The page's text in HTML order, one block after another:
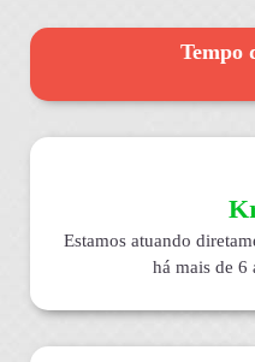
Tempo
Estamos atuando
há mais de 6